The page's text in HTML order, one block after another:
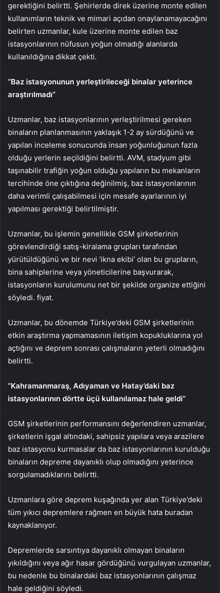
gerektiğini belirtti. Şehirlerde direk üzerine monte edilen
kullanımların teknik ve mimari açıdan onaylanamayacağını
belirten uzmanlar, kule üzerine monte edilen baz
istasyonlarının nüfusun yoğun olmadığı alanlarda
kullanıldığına dikkat çekti.
“Baz istasyonunun yerleştirileceği binalar yeterince
araştırılmadı”
Uzmanlar, baz istasyonlarının yerleştirilmesi gereken
binaların planlanmasının yaklaşık 1-2 ay sürdüğünü ve
yapılan inceleme sonucunda insan yoğunluğunun fazla
olduğu yerlerin seçildiğini belirtti. AVM, stadyum gibi
taşınabilir trafiğin yoğun olduğu yapıların bu mekanların
tercihinde öne çıktığına değinilmiş, baz istasyonlarının
daha verimli çalışabilmesi için mesafe ayarlarının iyi
yapılması gerektiği belirtilmiştir.
Uzmanlar, bu işlemin genellikle GSM şirketlerinin
görevlendirdiği satış-kiralama grupları tarafından
yürütüldüğünü ve bir nevi ‘ikna ekibi’ olan bu grupların,
bina sahiplerine veya yöneticilerine başvurarak,
istasyonların kurulumunu net bir şekilde organize ettiğini
söyledi. fiyat.
Uzmanlar, bu dönemde Türkiye’deki GSM şirketlerinin
etkin araştırma yapmamasının iletişim kopukluklarına yol
açtığını ve deprem sonrası çalışmaların yeterli olmadığını
belirtti.
“Kahramanmaraş, Adıyaman ve Hatay’daki baz
istasyonlarının dörtte üçü kullanılamaz hale geldi”
GSM şirketlerinin performansını değerlendiren uzmanlar,
şirketlerin işgal altındaki, sahipsiz yapılara veya arazilere
baz istasyonu kurmasalar da baz istasyonlarının kurulduğu
binaların depreme dayanıklı olup olmadığını yeterince
sorgulamadıklarını belirtti.
Uzmanlara göre deprem kuşağında yer alan Türkiye’deki
tüm yıkıcı depremlere rağmen en büyük hata buradan
kaynaklanıyor.
Depremlerde sarsıntıya dayanıklı olmayan binaların
yıkıldığını veya ağır hasar gördüğünü vurgulayan uzmanlar,
bu nedenle bu binalardaki baz istasyonlarının çalışmaz
hale geldiğini söyledi.